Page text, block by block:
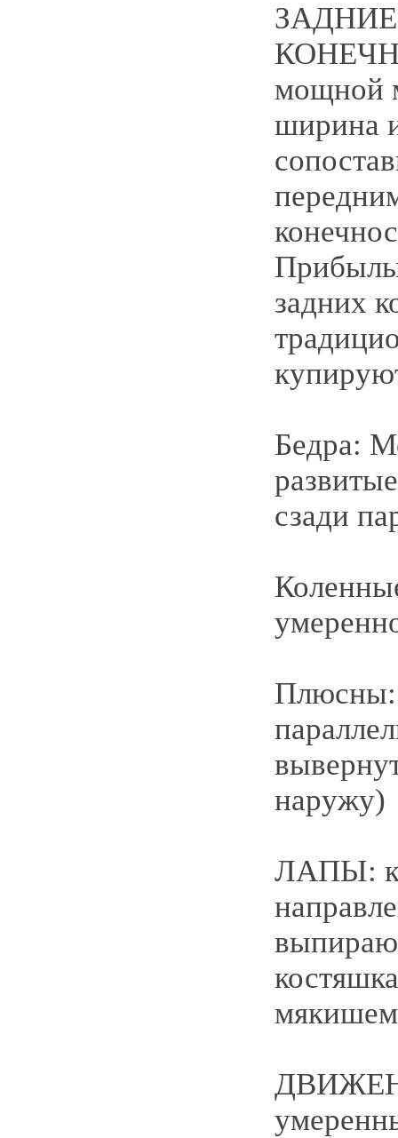
ЗАДНИЕ
мощной
ширина
задних
Бедра:
сзади
Плюсны:
наружу)
ЛАПЫ:
мякишем